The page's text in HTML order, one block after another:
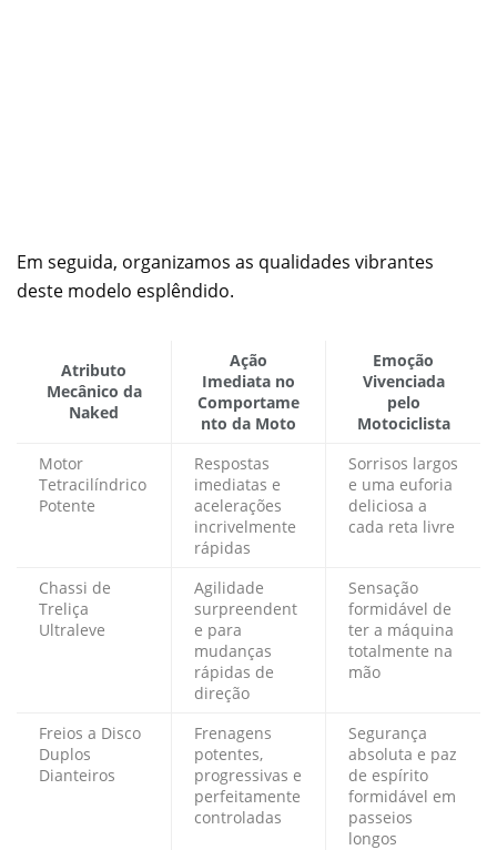
Em seguida, organizamos as qualidades vibrantes
deste modelo esplêndido.
Atributo
Mecânico da
Naked
Ação
Imediata no
Comportame
nto da Moto
Emoção
Vivenciada
pelo
Motociclista
Motor
Tetracilíndrico
Potente
Respostas
imediatas e
acelerações
incrivelmente
rápidas
Sorrisos largos
e uma euforia
deliciosa a
cada reta livre
Chassi de
Treliça
Ultraleve
Agilidade
surpreendent
e para
mudanças
rápidas de
direção
Sensação
formidável de
ter a máquina
totalmente na
mão
Freios a Disco
Duplos
Dianteiros
Frenagens
potentes,
progressivas e
perfeitamente
controladas
Segurança
absoluta e paz
de espírito
formidável em
passeios
longos